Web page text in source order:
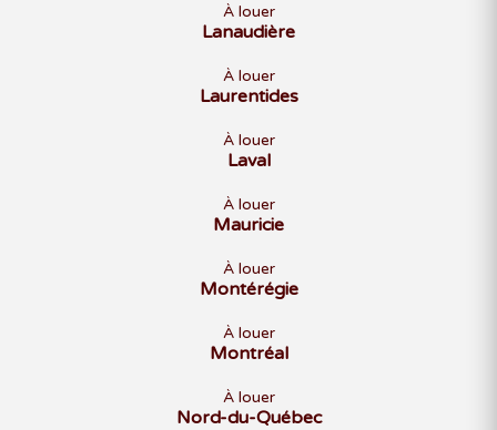
À louer
Lanaudière
À louer
Laurentides
À louer
Laval
À louer
Mauricie
À louer
Montérégie
À louer
Montréal
À louer
Nord-du-Québec